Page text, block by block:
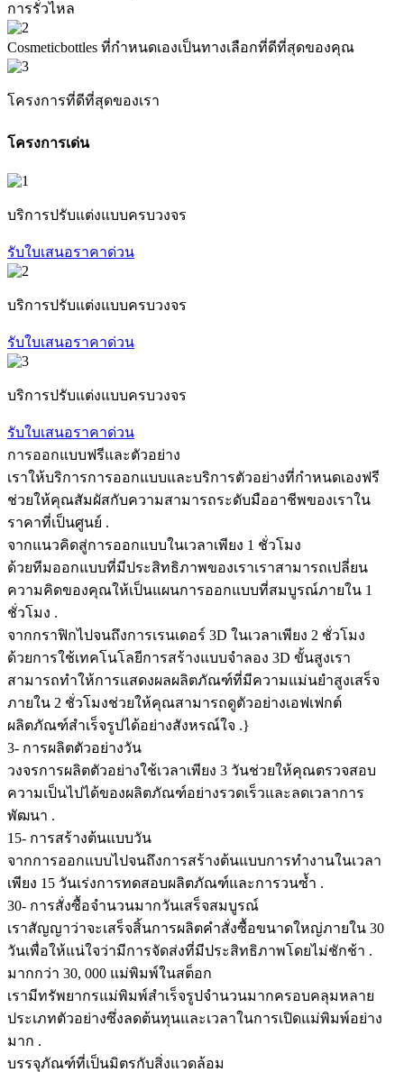
การรั่วไหล
Cosmeticbottles ที่กำหนดเองเป็นทางเลือกที่ดีที่สุดของคุณ
โครงการที่ดีที่สุดของเรา
โครงการเด่น
บริการปรับแต่งแบบครบวงจร
รับใบเสนอราคาด่วน
บริการปรับแต่งแบบครบวงจร
รับใบเสนอราคาด่วน
บริการปรับแต่งแบบครบวงจร
รับใบเสนอราคาด่วน
การออกแบบฟรีและตัวอย่าง
เราให้บริการการออกแบบและบริการตัวอย่างที่กำหนดเองฟรี
ช่วยให้คุณสัมผัสกับความสามารถระดับมืออาชีพของเราใน
ราคาที่เป็นศูนย์ .
จากแนวคิดสู่การออกแบบในเวลาเพียง 1 ชั่วโมง
ด้วยทีมออกแบบที่มีประสิทธิภาพของเราเราสามารถเปลี่ยน
ความคิดของคุณให้เป็นแผนการออกแบบที่สมบูรณ์ภายใน 1
ชั่วโมง .
จากกราฟิกไปจนถึงการเรนเดอร์ 3D ในเวลาเพียง 2 ชั่วโมง
ด้วยการใช้เทคโนโลยีการสร้างแบบจำลอง 3D ขั้นสูงเรา
สามารถทำให้การแสดงผลผลิตภัณฑ์ที่มีความแม่นยำสูงเสร็จ
ภายใน 2 ชั่วโมงช่วยให้คุณสามารถดูตัวอย่างเอฟเฟกต์
ผลิตภัณฑ์สำเร็จรูปได้อย่างสังหรณ์ใจ .}
3- การผลิตตัวอย่างวัน
วงจรการผลิตตัวอย่างใช้เวลาเพียง 3 วันช่วยให้คุณตรวจสอบ
ความเป็นไปได้ของผลิตภัณฑ์อย่างรวดเร็วและลดเวลาการ
พัฒนา .
15- การสร้างต้นแบบวัน
จากการออกแบบไปจนถึงการสร้างต้นแบบการทำงานในเวลา
เพียง 15 วันเร่งการทดสอบผลิตภัณฑ์และการวนซ้ำ .
30- การสั่งซื้อจำนวนมากวันเสร็จสมบูรณ์
เราสัญญาว่าจะเสร็จสิ้นการผลิตคำสั่งซื้อขนาดใหญ่ภายใน 30
วันเพื่อให้แน่ใจว่ามีการจัดส่งที่มีประสิทธิภาพโดยไม่ชักช้า .
มากกว่า 30, 000 แม่พิมพ์ในสต็อก
เรามีทรัพยากรแม่พิมพ์สำเร็จรูปจำนวนมากครอบคลุมหลาย
ประเภทตัวอย่างซึ่งลดต้นทุนและเวลาในการเปิดแม่พิมพ์อย่าง
มาก .
บรรจุภัณฑ์ที่เป็นมิตรกับสิ่งแวดล้อม